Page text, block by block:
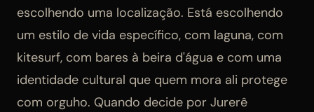
escolhendo uma localização. Está escolhendo
um estilo de vida específico, com laguna, com
kitesurf, com bares à beira d'água e com uma
identidade cultural que quem mora ali protege
com orguho. Quando decide por Jurerê